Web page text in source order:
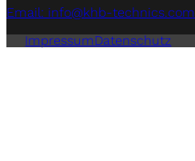
Email: info@khb-technics.com
ImpressumDatenschutz